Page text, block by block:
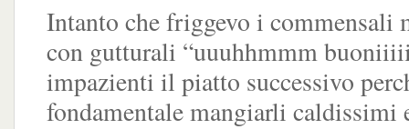
Intanto che friggevo i commensali
con gutturali “uuuhhmmm
impazienti il piatto successivo
fondamentale mangiarli caldissimi